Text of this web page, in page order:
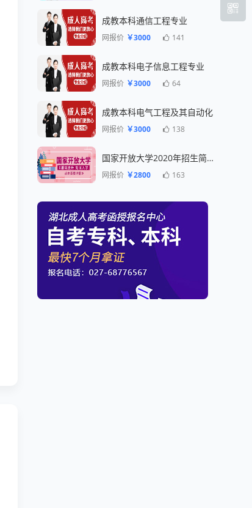
成教本科通信工程专业
网报价 ￥3000 141
成教本科电子信息工程专业
网报价 ￥3000 64
成教本科电气工程及其自动化
网报价 ￥3000 138
国家开放大学2020年招生简章
网报价 ￥2800 163